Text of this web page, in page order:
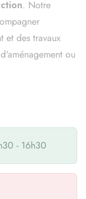
. Notre
et des travaux
ou
- 16h30